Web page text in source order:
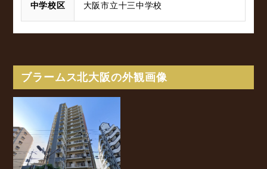
中学校区 大阪市立十三中学校
ブラームス北大阪の外観画像